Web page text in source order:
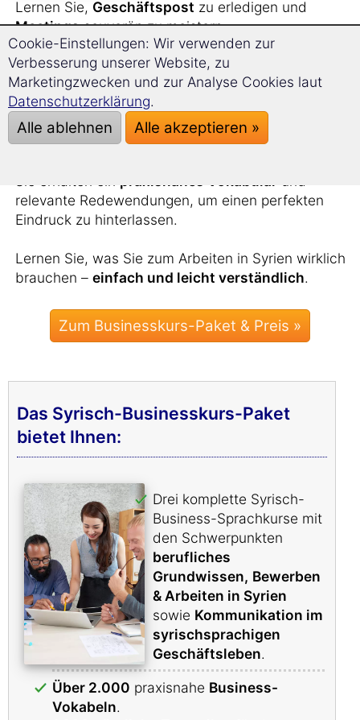
Lernen Sie, Geschäftspost zu erledigen und
Meetingssouverän zu meistern.
Bewerben Sie sich in Syrien.
Durch dieeinzigartige Langzeitgedächtnis-
Lernmethodewerden Sie sich bequem innerhalb
kürzester Zeit den kompletten Syrisch-Business-
Wortschatz aneignen.
relevante Redewendungen, um einen perfekten
Eindruck zu hinterlassen.
Lernen Sie, was Sie zum Arbeiten in Syrien wirklich
brauchen – einfach und leicht verständlich.
Zum Businesskurs-Paket & Preis »
Das Syrisch-Businesskurs-Paket
bietet Ihnen:
Drei komplette Syrisch-
Business-Sprachkurse mit
den Schwerpunkten
berufliches
Grundwissen, Bewerben
& Arbeiten in Syrien
sowie Kommunikation im
syrischsprachigen
Geschäftsleben.
Über 2.000 praxisnahe Business-
Vokabeln.
Cookie-Einstellungen: Wir verwenden zur
Verbesserung unserer Website, zu
Marketingzwecken und zur Analyse Cookies laut
Datenschutzerklärung.
Alle ablehnen Alle akzeptieren »